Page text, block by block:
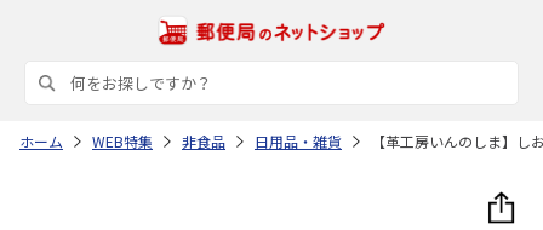
ホーム WEB特集 非食品 日用品・雑貨 【革工房いんのしま】